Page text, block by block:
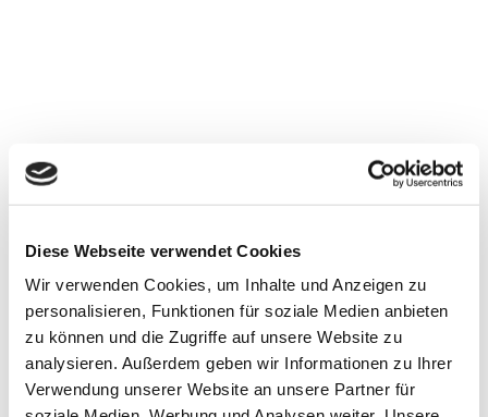
Diese Webseite verwendet Cookies
Wir verwenden Cookies, um Inhalte und Anzeigen zu
personalisieren, Funktionen für soziale Medien anbieten
zu können und die Zugriffe auf unsere Website zu
analysieren. Außerdem geben wir Informationen zu Ihrer
Verwendung unserer Website an unsere Partner für
LÜBKE & VOGT - ÜBER 55
JAHRE
ERFAHRUNG AM
STANDORT SUNDERN